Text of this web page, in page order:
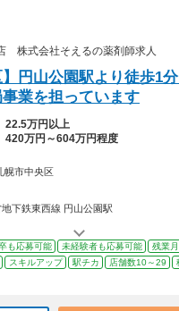
株式会社そえるの薬剤師求人
】円山公園駅より徒歩1
業を担っています
22.5万円以上
420万円～604万円程度
幌市中央区
下鉄東西線 円山公園駅
も応募可能 未経験者も応募可能
残業
スキルアップ 駅チカ 店舗数10～29